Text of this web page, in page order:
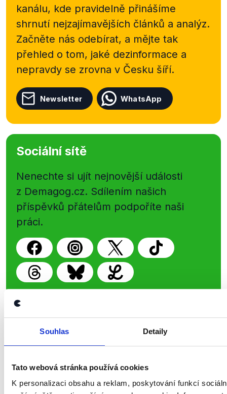
Souhlas Detaily
Tato webová stránka používá cookies
K personalizaci obsahu a reklam, poskytování funkcí
kanálu, kde pravidelně přinášíme
shrnutí nejzajímavějších článků a analýz.
Začněte nás odebírat, a mějte tak
přehled o tom, jaké dezinformace a
nepravdy se zrovna v Česku šíří.
Newsletter WhatsApp
Sociální sítě
Nenechte si ujít nejnovější události
z Demagog.cz. Sdílením našich
příspěvků přátelům podpoříte naši
práci.
Demagog.cz, z.s.
se sídlem Roháčova 145/14
Žižkov, 130 00 Praha 3